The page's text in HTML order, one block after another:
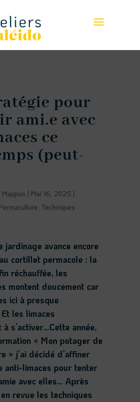
pour
ami.e avec
ce
(peut-
| Mai 16, 2025 |
, Techniques
jardinage avance encore
cortillet permacole : la
réchauffée, les
montent doucement car
ici à presque
les limaces
à s’activer…Cette année,
« Mon potager de
» j’ai décidé d’affiner
anti-limaces pour tenter
avec elles… Après
revue les techniques